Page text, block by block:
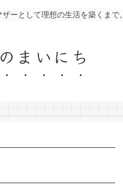
ーとして理想の生活を築くまで。
まいにち